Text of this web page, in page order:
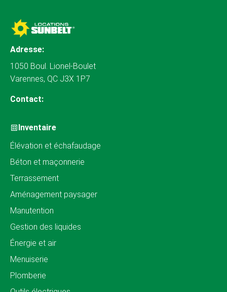
Adresse:
1050 Boul. Lionel-Boulet
Varennes, QC J3X 1P7
Contact:
Inventaire
Élévation et échafaudage
Béton et maçonnerie
Terrassement
Aménagement paysager
Manutention
Gestion des liquides
Énergie et air
Menuiserie
Plomberie